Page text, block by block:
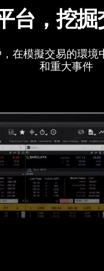
台，挖
在模擬交易的環境
和重大事件